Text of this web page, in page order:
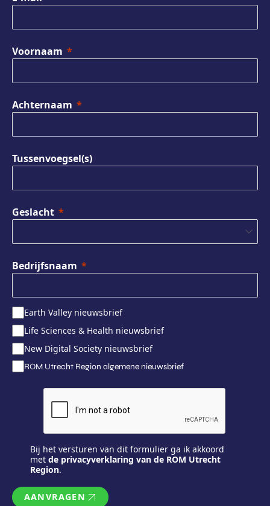
Voornaam
Achternaam
Tussenvoegsel(s)
Geslacht
Bedrijfsnaam
Earth Valley nieuwsbrief
Life Sciences & Health nieuwsbrief
New Digital Society nieuwsbrief
ROM Utrecht Region algemene nieuwsbrief
Bij het versturen van dit formulier ga ik akkoord
met de privacyverklaring van de ROM Utrecht
Region.
AANVRAGEN